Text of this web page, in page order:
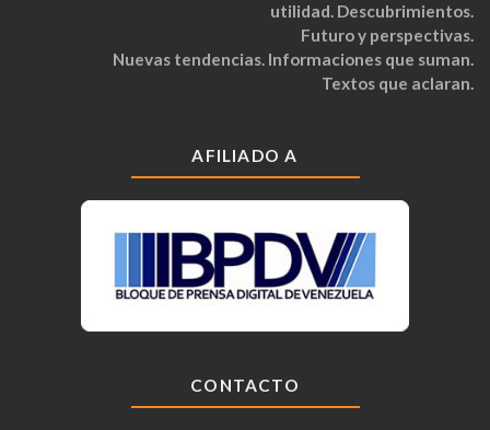
utilidad. Descubrimientos.
Futuro y perspectivas.
Nuevas tendencias. Informaciones que suman.
Textos que aclaran.
AFILIADO A
CONTACTO